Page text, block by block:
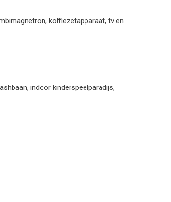
koffiezetapparaat, tv en
indoor kinderspeelparadijs,